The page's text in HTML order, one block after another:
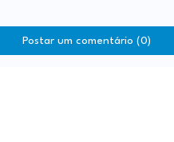
Postar um comentário (0)